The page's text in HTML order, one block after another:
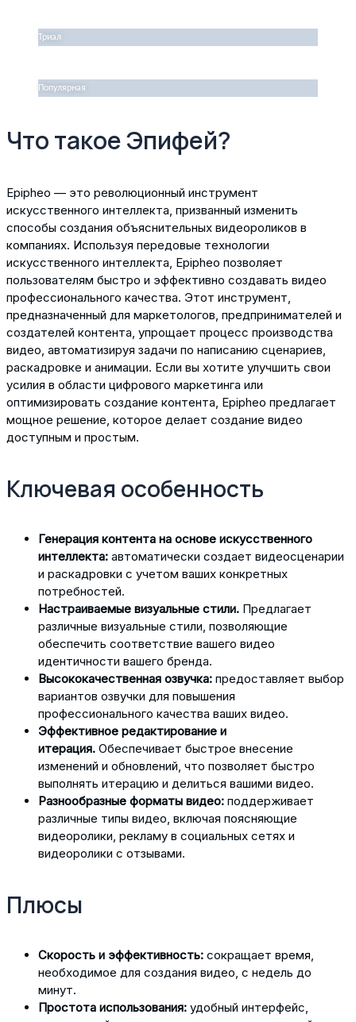
Триал
Популярная
Что такое Эпифей?
Epipheo — это революционный инструмент
искусственного интеллекта, призванный изменить
способы создания объяснительных видеороликов в
компаниях. Используя передовые технологии
искусственного интеллекта, Epipheo позволяет
пользователям быстро и эффективно создавать видео
профессионального качества. Этот инструмент,
предназначенный для маркетологов, предпринимателей и
создателей контента, упрощает процесс производства
видео, автоматизируя задачи по написанию сценариев,
раскадровке и анимации. Если вы хотите улучшить свои
усилия в области цифрового маркетинга или
оптимизировать создание контента, Epipheo предлагает
мощное решение, которое делает создание видео
доступным и простым.
Ключевая особенность
Генерация контента на основе искусственного
интеллекта: автоматически создает видеосценарии
и раскадровки с учетом ваших конкретных
потребностей.
Настраиваемые визуальные стили. Предлагает
различные визуальные стили, позволяющие
обеспечить соответствие вашего видео
идентичности вашего бренда.
Высококачественная озвучка: предоставляет выбор
вариантов озвучки для повышения
профессионального качества ваших видео.
Эффективное редактирование и
итерация. Обеспечивает быстрое внесение
изменений и обновлений, что позволяет быстро
выполнять итерацию и делиться вашими видео.
Разнообразные форматы видео: поддерживает
различные типы видео, включая поясняющие
видеоролики, рекламу в социальных сетях и
видеоролики с отзывами.
Плюсы
Скорость и эффективность: сокращает время,
необходимое для создания видео, с недель до
минут.
Простота использования: удобный интерфейс,